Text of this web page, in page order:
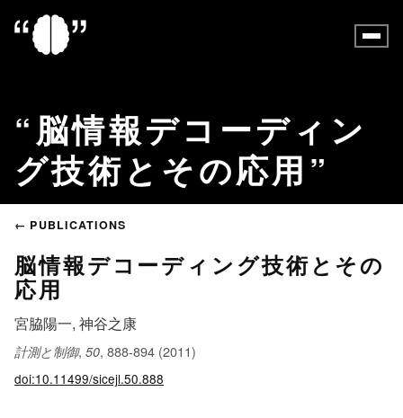
脳情報デコーディン
グ技術とその応用
← PUBLICATIONS
脳情報デコーディング技術とその
応用
宮脇陽一, 神谷之康
計測と制御, 50, 888-894 (2011)
doi:10.11499/sicejl.50.888